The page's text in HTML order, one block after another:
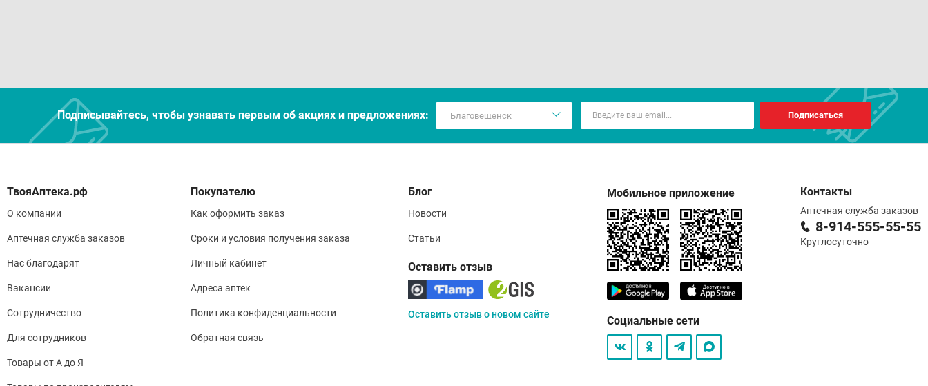
Подписывайтесь, чтобы узнавать первым об акцияx и предложениях: Подписаться
О компании
Аптечная служба заказов
Нас благодарят
Вакансии
Сотрудничество
Для сотрудников
Товары от А до Я
Покупателю
Как оформить заказ
Сроки и условия получения заказа
Личный кабинет
Адреса аптек
Политика конфиденциальности
Обратная связь
Блог
Новости
Статьи
Оставить отзыв
Оставить отзыв о новом сайте
Мобильное приложение
Социальные сети
Контакты
Аптечная служба заказов
8-914-555-55-55
Круглосуточно